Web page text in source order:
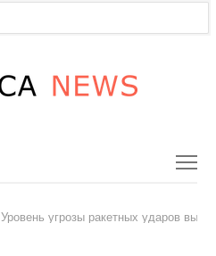
Уровень угрозы ракетных ударов